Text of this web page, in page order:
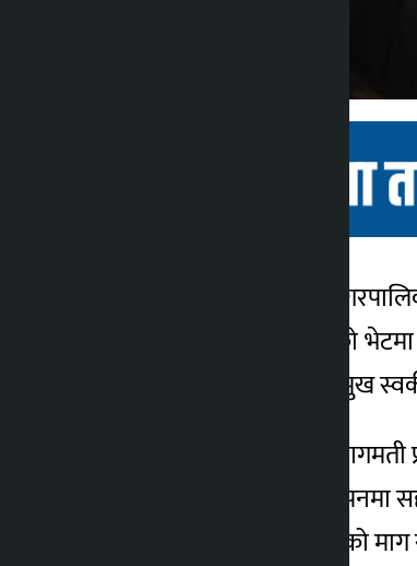
काठमाडौं । काठमाडौं
स्वयम्भूमा आज बिहान भएको
भएको मुख्यमन्त्री पाण्डेका प्रमुख
यस्तै, भेटमा आगामी दिनमा
राजधानीको फोहोर
दिएका छन् । सिसडोलबासीको